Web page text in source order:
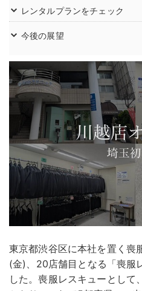
レンタルプランをチェック
今後の展望
東京都渋谷区に本社を置く喪
(金)、20店舗目となる「喪服
した。喪服レスキューとして